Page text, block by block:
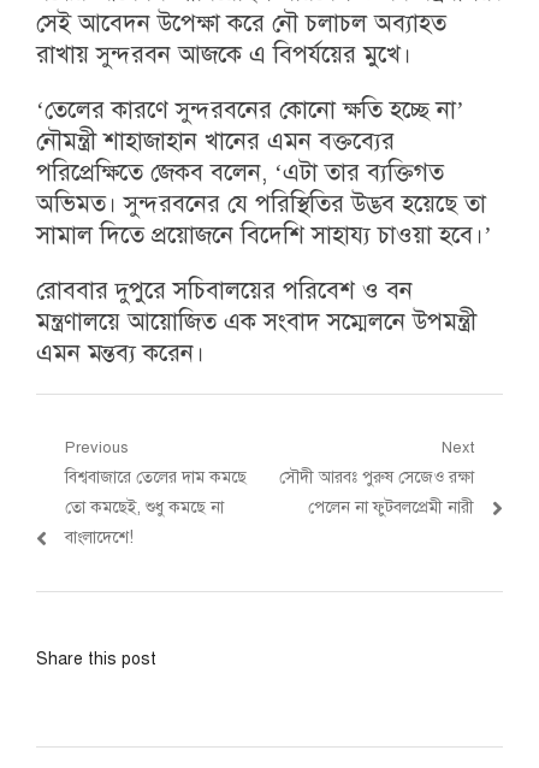
সেই আবেদন উপেক্ষা করে নৌ চলাচল অব্যাহত
রাখায় সুন্দরবন আজকে এ বিপর্যয়ের মুখে।
‘তেলের কারণে সুন্দরবনের কোনো ক্ষতি হচ্ছে না’
নৌমন্ত্রী শাহাজাহান খানের এমন বক্তব্যের
পরিপ্রেক্ষিতে জেকব বলেন, ‘এটা তার ব্যক্তিগত
অভিমত। সুন্দরবনের যে পরিস্থিতির উদ্ভব হয়েছে তা
সামাল দিতে প্রয়োজনে বিদেশি সাহায্য চাওয়া হবে।’
রোববার দুপুরে সচিবালয়ের পরিবেশ ও বন
মন্ত্রণালয়ে আয়োজিত এক সংবাদ সম্মেলনে উপমন্ত্রী
এমন মন্তব্য করেন।
Post
navigation
Previous
Previous
post:
বিশ্ববাজারে তেলের দাম কমছে
তো কমছেই, শুধু কমছে না
বাংলাদেশে!
Next
Next
post:
সৌদী আরবঃ পুরুষ সেজেও রক্ষা
পেলেন না ফুটবলপ্রেমী নারী
Share this post